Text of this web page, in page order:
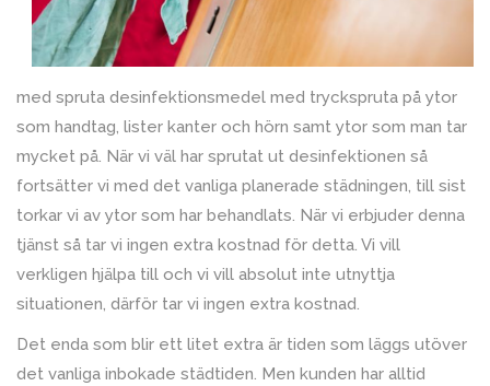
med spruta desinfektionsmedel med tryckspruta på ytor
som handtag, lister kanter och hörn samt ytor som man tar
mycket på. När vi väl har sprutat ut desinfektionen så
fortsätter vi med det vanliga planerade städningen, till sist
torkar vi av ytor som har behandlats. När vi erbjuder denna
tjänst så tar vi ingen extra kostnad för detta. Vi vill
verkligen hjälpa till och vi vill absolut inte utnyttja
situationen, därför tar vi ingen extra kostnad.
Det enda som blir ett litet extra är tiden som läggs utöver
det vanliga inbokade städtiden. Men kunden har alltid